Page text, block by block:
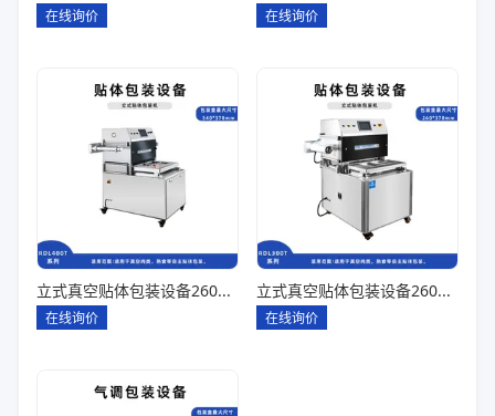
在线询价 在线询价
立式真空贴体包装设备260*180一出四
在线询价
立式真空贴体包装设备260*180一出二
在线询价